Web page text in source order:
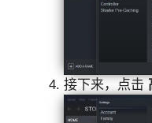
接下来，点击